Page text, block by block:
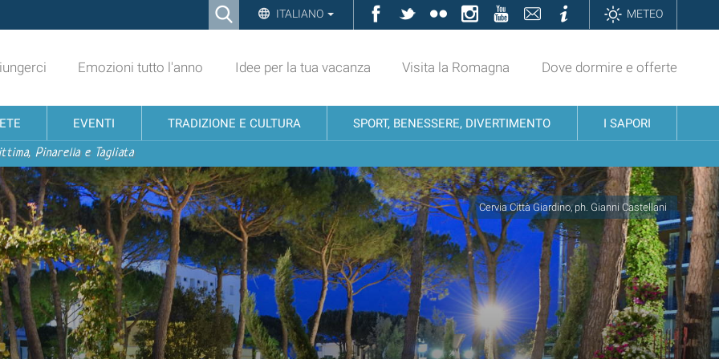
Ricerca ITALIANO Facebook
TwitterFlickrInstagramYouTubeContattiInformazioniMETEO
Emozioni tutto l'anno Idee per la tua vacanza Visita la Romagna Dove dormire e offerte
EVENTI TRADIZIONE E CULTURA SPORT, BENESSERE, DIVERTIMENTO I SAPORI
Pinarella e Tagliata
Cervia Città Giardino, ph. Gianni Castellani